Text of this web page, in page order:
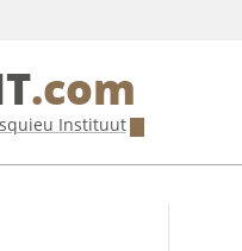
.com
Instituut